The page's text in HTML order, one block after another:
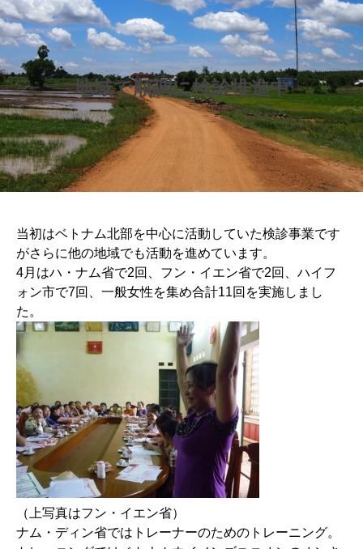
地域で順調に検診推進中
当初はベトナム北部を中心に活動していた検診事業です
がさらに他の地域でも活動を進めています。
4月はハ・ナム省で2回、フン・イエン省で2回、ハイフ
ォン市で7回、一般女性を集め合計11回を実施しまし
た。
（上写真はフン・イエン省）
ナム・ディン省ではトレーナーのためのトレーニング。